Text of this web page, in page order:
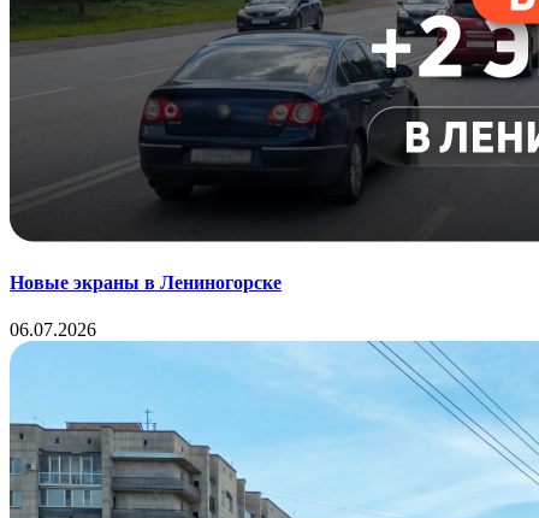
Новые экраны в Лениногорске
06.07.2026